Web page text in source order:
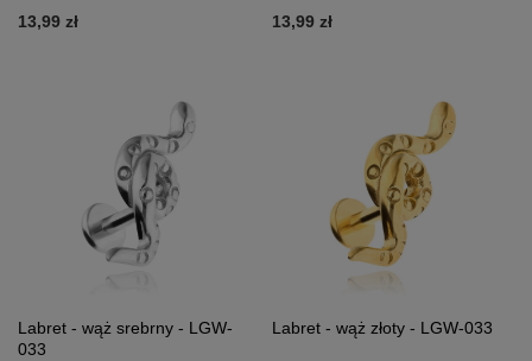
13,99 zł
13,99 zł
Labret - wąż srebrny - LGW-
033
Labret - wąż złoty - LGW-033